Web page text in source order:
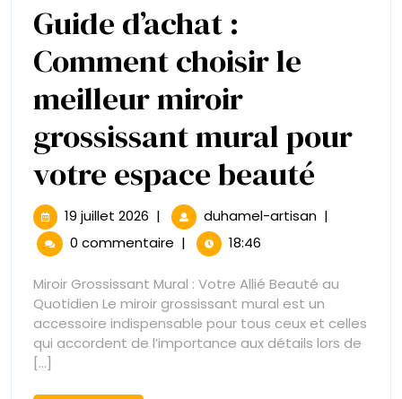
Guide d’achat :
Comment choisir le
meilleur miroir
grossissant mural pour
votre espace beauté
le
19 juillet 2026 19
juillet
| duhamel-artisanGuide
choisir
le
meilleur
miroir
|
0 commentaire | 18:46
Miroir Grossissant Mural : Votre Allié Beauté au
Quotidien Le miroir grossissant mural est un
accessoire indispensable pour tous ceux et celles
qui accordent de l’importance aux détails lors de
[...]